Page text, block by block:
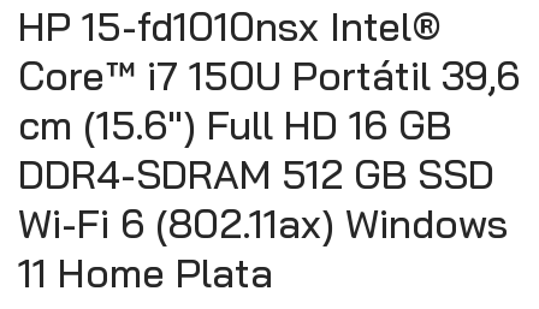
HP 15-fd1010nsx Intel®
Core™ i7 150U Portátil 39,6
cm (15.6″) Full HD 16 GB
DDR4-SDRAM 512 GB SSD
Wi-Fi 6 (802.11ax) Windows
11 Home Plata